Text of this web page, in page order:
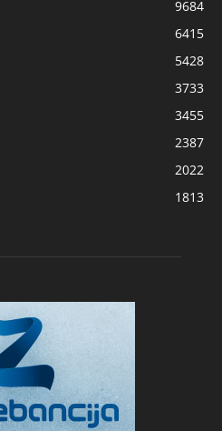
9684
6415
5428
3733
3455
2387
2022
1813